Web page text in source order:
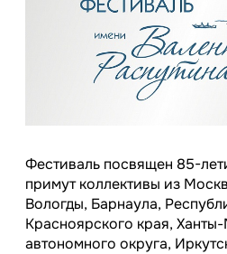
Фестиваль посвящен 85-
примут коллективы из
Вологды, Барнаула,
Красноярского края,
автономного округа,